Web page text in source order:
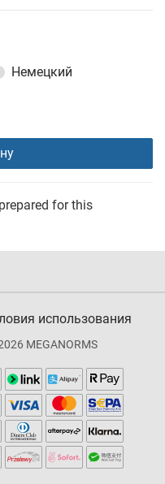
Немецкий
for this
использования
MEGANORMS